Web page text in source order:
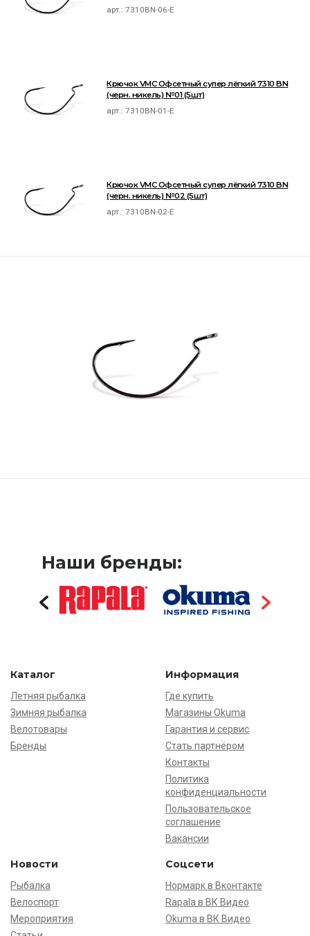
арт.:7310BN-06-E
Крючок VMC Офсетный супер лёгкий 7310 BN
(черн. никель) №01 (5шт)
арт.:7310BN-01-E
Крючок VMC Офсетный супер лёгкий 7310 BN
(черн. никель) №02 (5шт)
арт.:7310BN-02-E
Наши бренды:
Каталог
Летняя рыбалка
Зимняя рыбалка
Велотовары
Бренды
Информация
Где купить
Магазины Okuma
Гарантия и сервис
Стать партнёром
Контакты
Политика
конфиденциальности
Пользовательское
соглашение
Вакансии
Новости
Рыбалка
Велоспорт
Мероприятия
Соцсети
Нормарк в Вконтакте
Rapala в ВК Видео
Okuma в ВК Видео